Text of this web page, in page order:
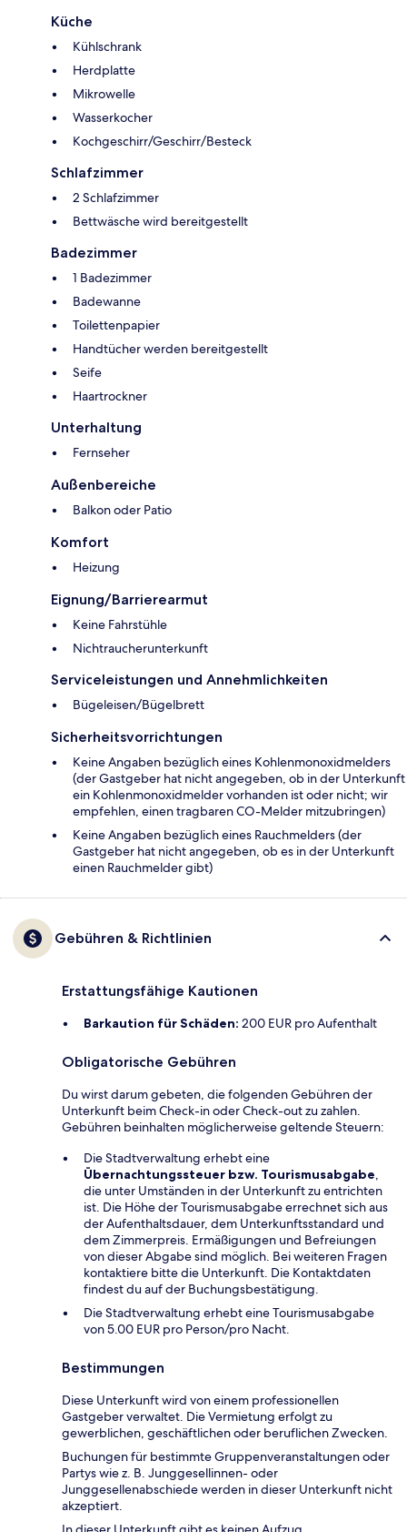
Küche
Kühlschrank
Herdplatte
Mikrowelle
Wasserkocher
Kochgeschirr/Geschirr/Besteck
Schlafzimmer
2 Schlafzimmer
Bettwäsche wird bereitgestellt
Badezimmer
1 Badezimmer
Badewanne
Toilettenpapier
Handtücher werden bereitgestellt
Seife
Haartrockner
Unterhaltung
Fernseher
Außenbereiche
Balkon oder Patio
Komfort
Heizung
Eignung/Barrierearmut
Keine Fahrstühle
Nichtraucherunterkunft
Serviceleistungen und Annehmlichkeiten
Bügeleisen/Bügelbrett
Sicherheitsvorrichtungen
Keine Angaben bezüglich eines Kohlenmonoxidmelders
(der Gastgeber hat nicht angegeben, ob in der Unterkunft
ein Kohlenmonoxidmelder vorhanden ist oder nicht; wir
empfehlen, einen tragbaren CO-Melder mitzubringen)
Keine Angaben bezüglich eines Rauchmelders (der
Gastgeber hat nicht angegeben, ob es in der Unterkunft
einen Rauchmelder gibt)
Gebühren & Richtlinien
Erstattungsfähige Kautionen
Barkaution für Schäden: 200 EUR pro Aufenthalt
Obligatorische Gebühren
Du wirst darum gebeten, die folgenden Gebühren der
Unterkunft beim Check-in oder Check-out zu zahlen.
Gebühren beinhalten möglicherweise geltende Steuern:
Die Stadtverwaltung erhebt eine
Übernachtungssteuer bzw. Tourismusabgabe,
die unter Umständen in der Unterkunft zu entrichten
ist. Die Höhe der Tourismusabgabe errechnet sich aus
der Aufenthaltsdauer, dem Unterkunftsstandard und
dem Zimmerpreis. Ermäßigungen und Befreiungen
von dieser Abgabe sind möglich. Bei weiteren Fragen
kontaktiere bitte die Unterkunft. Die Kontaktdaten
findest du auf der Buchungsbestätigung.
Die Stadtverwaltung erhebt eine Tourismusabgabe
von 5.00 EUR pro Person/pro Nacht.
Bestimmungen
Diese Unterkunft wird von einem professionellen
Gastgeber verwaltet. Die Vermietung erfolgt zu
gewerblichen, geschäftlichen oder beruflichen Zwecken.
Buchungen für bestimmte Gruppenveranstaltungen oder
Partys wie z. B. Junggesellinnen- oder
Junggesellenabschiede werden in dieser Unterkunft nicht
akzeptiert.